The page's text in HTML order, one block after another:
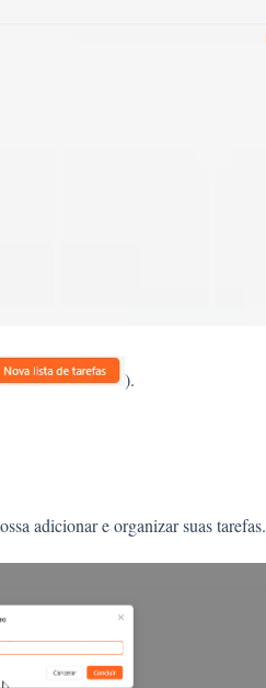
).
adicionar e organizar suas tarefas.